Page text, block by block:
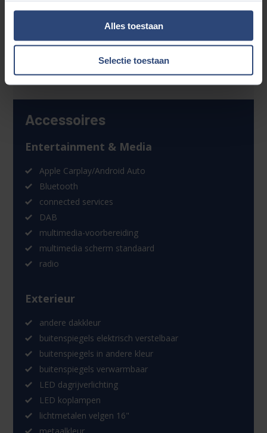
Alles toestaan
Selectie toestaan
geven. Fouten zijn echter nooit uit te sluiten. Vertrouw
daarom niet alleen op deze informatie, maar controleer
bij aankoop de zaken die uw beslissing zouden kunnen
ontleend aan de genoemde gegevens.
Accessoires
Entertainment & Media
Apple Carplay/Android Auto
Bluetooth
connected services
DAB
multimedia-voorbereiding
multimedia scherm standaard
radio
Exterieur
andere dakkleur
buitenspiegels elektrisch verstelbaar
buitenspiegels in andere kleur
buitenspiegels verwarmbaar
LED dagrijverlichting
LED koplampen
lichtmetalen velgen 16"
metaalkleur